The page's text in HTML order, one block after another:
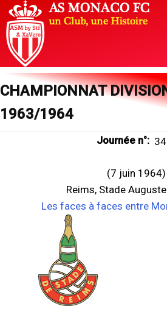
CHAMPIONNAT
1963/1964
Journée n°:
(7 juin 1964)
Reims, Stade
Les faces à faces entre